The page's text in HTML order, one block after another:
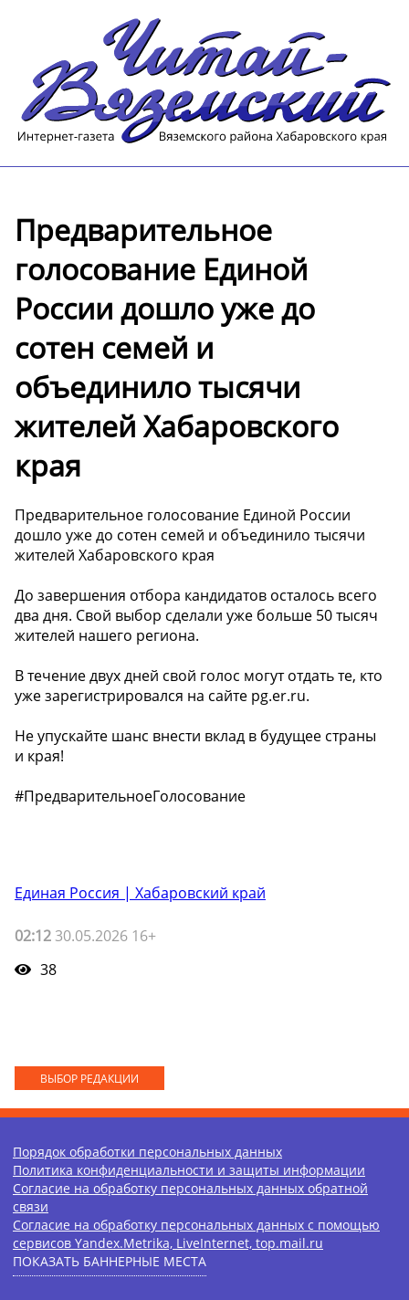
Предварительное
голосование Единой
России дошло уже до
сотен семей и
объединило тысячи
жителей Хабаровского
края
Предварительное голосование Единой России
дошло уже до сотен семей и объединило тысячи
жителей Хабаровского края
До завершения отбора кандидатов осталось всего
два дня. Свой выбор сделали уже больше 50 тысяч
жителей нашего региона.
В течение двух дней свой голос могут отдать те, кто
уже зарегистрировался на сайте pg.er.ru.
Не упускайте шанс внести вклад в будущее страны
и края!
#ПредварительноеГолосование
Единая Россия | Хабаровский край
02:12 30.05.2026 16+
38
ВЫБОР РЕДАКЦИИ
Порядок обработки персональных данных
Политика конфиденциальности и защиты информации
Согласие на обработку персональных данных обратной
связи
Согласие на обработку персональных данных с помощью
сервисов Yandex.Metrika, LiveInternet, top.mail.ru
ПОКАЗАТЬ БАННЕРНЫЕ МЕСТА